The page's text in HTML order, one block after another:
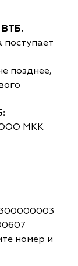
ВТБ.
поступает
позднее,
ООО МКК
номер и